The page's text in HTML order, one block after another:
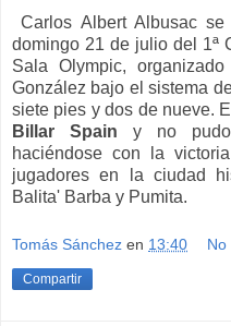
Carlos Albert Albusac se
domingo 21 de julio del 1ª
Sala Olympic,
González bajo el sistema
siete pies y dos de nueve.
Billar Spain y no
haciéndose con la
jugadores en la ciudad
Balita' Barba y Pumita.
Tomás Sánchez en 13:40 No
Compartir